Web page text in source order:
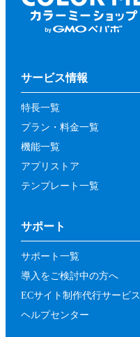
サービス情報
特長一覧
プラン・料金一覧
機能一覧
アプリストア
テンプレート一覧
サポート
サポート一覧
導入をご検討中の方へ
ECサイト制作代行サービス
ヘルプセンター